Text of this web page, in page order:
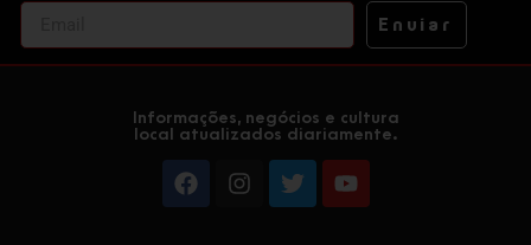
Enviar
Informações, negócios e cultura
local atualizados diariamente.